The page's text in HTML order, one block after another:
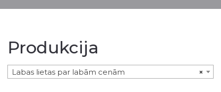
Produkcija
×
Labas lietas par labām cenām